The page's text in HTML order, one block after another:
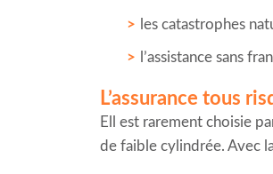
les catastrophes
l’assistance sans
L’assurance tous
Ell est rarement choisie
de faible cylindrée. Avec